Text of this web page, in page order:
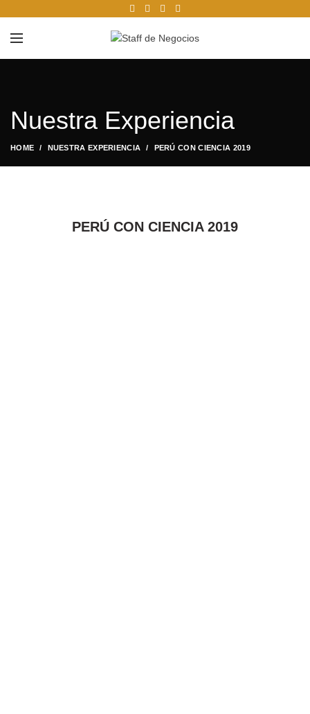
Nuestra Experiencia
HOME NUESTRA EXPERIENCIA PERÚ CON CIENCIA 2019
PERÚ CON CIENCIA 2019